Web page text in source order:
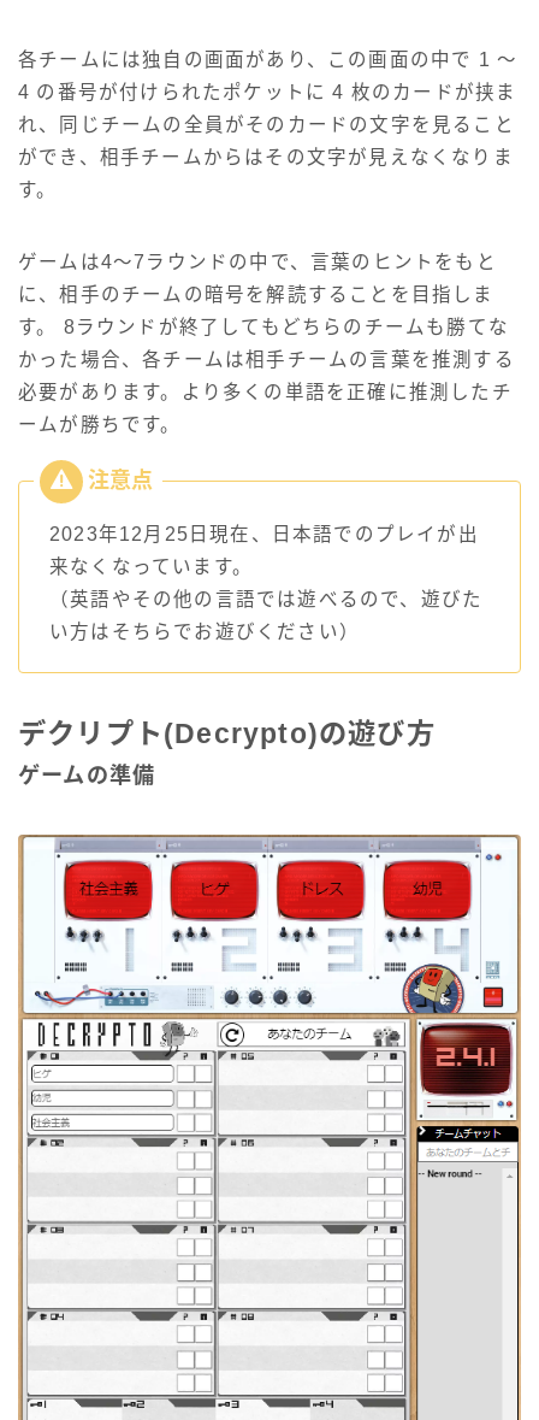
各チームには独自の画面があり、この画面の中で 1 ～
4 の番号が付けられたポケットに 4 枚のカードが挟ま
れ、同じチームの全員がそのカードの文字を見ること
ができ、相手チームからはその文字が見えなくなりま
す。
ゲームは4～7ラウンドの中で、言葉のヒントをもと
に、相手のチームの暗号を解読することを目指しま
す。 8ラウンドが終了してもどちらのチームも勝てな
かった場合、各チームは相手チームの言葉を推測する
必要があります。より多くの単語を正確に推測したチ
ームが勝ちです。
2023年12月25日現在、日本語でのプレイが出
来なくなっています。
（英語やその他の言語では遊べるので、遊びた
い方はそちらでお遊びください）
デクリプト(Decrypto)の遊び方
ゲームの準備